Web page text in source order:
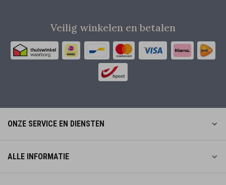
Veilig winkelen en betalen
ONZE SERVICE EN DIENSTEN
ALLE INFORMATIE